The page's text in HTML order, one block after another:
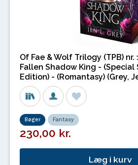
Of Fae & Wolf Trilogy (TPB)
Fallen Shadow King - (Special
Edition) - (Romantasy) (Grey,
Bøger Fantasy
230,00 kr.
Læg i kurv